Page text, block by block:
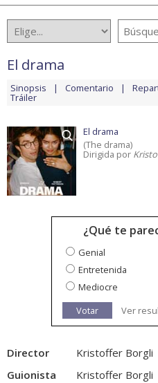
El drama
Sinopsis Comentario
Tráiler
El drama
(The drama)
Dirigida por
¿Qué te
Genial
Entretenida
Mediocre
Votar
Ver
Director
Kristoffer Borgli
Guionista
Kristoffer Borgli